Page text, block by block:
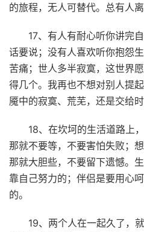
的旅程，无人可替代。总有人
17、有人有耐心听你讲完
话要说；没有人喜欢听你抱怨
苦痛；世人多半寂寞，这世界
得几个。我再也不想对别人提
魇中的寂寞、荒芜，还是交给时
18、在坎坷的生活道路上
那就不要等，不要害怕失败；
那就大胆些，不要留下遗憾。
靠自己努力的；伴侣是要用心
的。
19、两个人在一起久了，